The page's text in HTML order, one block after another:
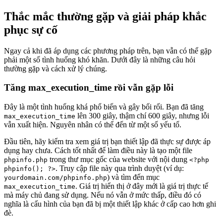
Thắc mắc thường gặp và giải pháp khắc
phục sự cố
Ngay cả khi đã áp dụng các phương pháp trên, bạn vẫn có thể gặp
phải một số tình huống khó khăn. Dưới đây là những câu hỏi
thường gặp và cách xử lý chúng.
Tăng max_execution_time rồi vẫn gặp lỗi
Đây là một tình huống khá phổ biến và gây bối rối. Bạn đã tăng
max_execution_time lên 300 giây, thậm chí 600 giây, nhưng lỗi
vẫn xuất hiện. Nguyên nhân có thể đến từ một số yếu tố.
Đầu tiên, hãy kiểm tra xem giá trị bạn thiết lập đã thực sự được áp
dụng hay chưa. Cách tốt nhất để làm điều này là tạo một file
phpinfo.php trong thư mục gốc của website với nội dung <?php
phpinfo(); ?>. Truy cập file này qua trình duyệt (ví dụ:
yourdomain.com/phpinfo.php) và tìm đến mục
max_execution_time. Giá trị hiển thị ở đây mới là giá trị thực tế
mà máy chủ đang sử dụng. Nếu nó vẫn ở mức thấp, điều đó có
nghĩa là cấu hình của bạn đã bị một thiết lập khác ở cấp cao hơn ghi
đè.